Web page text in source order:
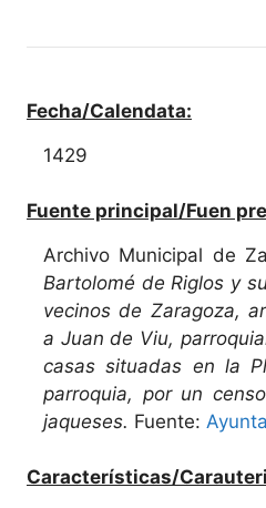
Fecha/Calendata:
1429
Fuente principal/Fuen
Archivo Municipal de
Bartolomé de Riglos y
vecinos de Zaragoza,
a Juan de Viu,
casas situadas en la
parroquia, por un
jaqueses. Fuente:
Características/